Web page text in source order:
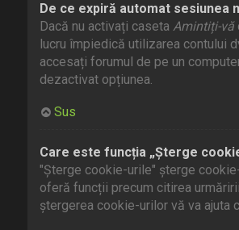
De ce expiră automat sesiunea
Dacă nu activați caseta Amintiți-vă
lucru împiedică utilizarea contului
accesați forumul de pe un
dezactivat opțiunea.
Sus
Care este funcția „Șterge
"Șterge cookie-urile" șterge
oferă funcții precum citirea
ștergerea cookie-urilor vă va ajuta